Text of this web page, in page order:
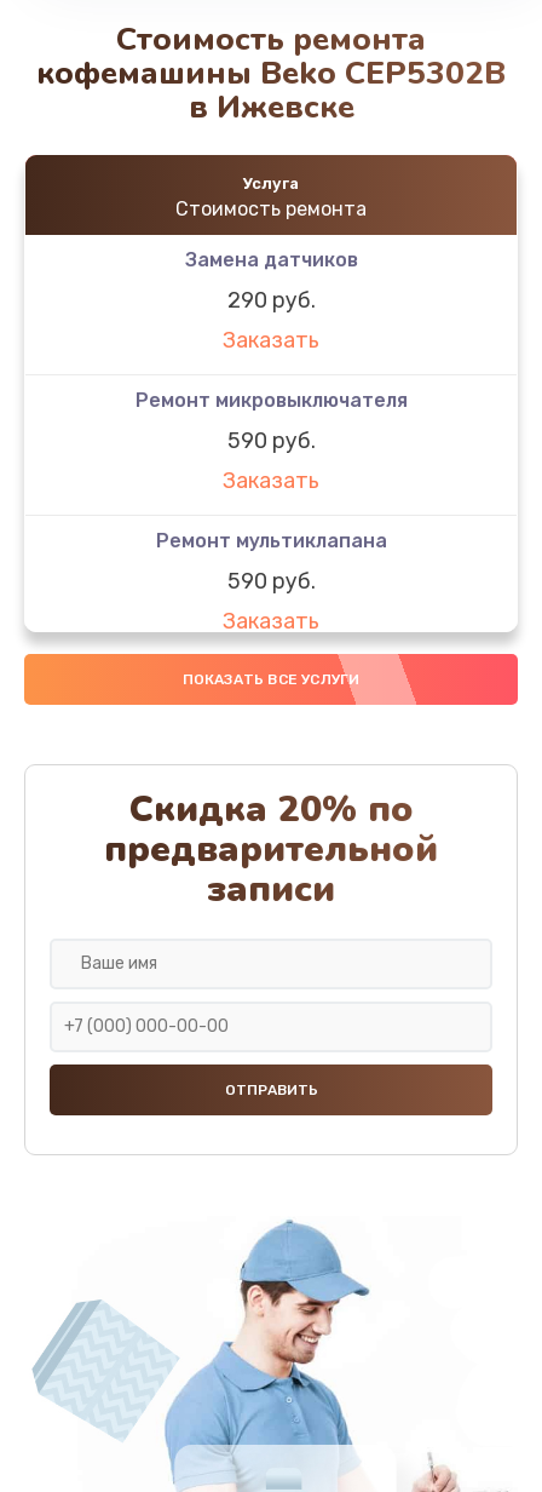
Стоимость ремонта
кофемашины Beko CEP5302B
в Ижевске
Услуга
Стоимость ремонта
Замена датчиков
290 руб.
Заказать
Ремонт микровыключателя
590 руб.
Заказать
Ремонт мультиклапана
590 руб.
Заказать
Ремонт капучинатора
Заказать
Замена/Чистка трубок
800 руб.
Заказать
Чистка с разбором кофемашины
Замена бойлера
1000 руб.
Заказать
Замена прокладок, хомутов, скобок и колец
290 руб.
Заказать
ПОКАЗАТЬ ВСЕ УСЛУГИ
Скидка 20% по
предварительной
записи